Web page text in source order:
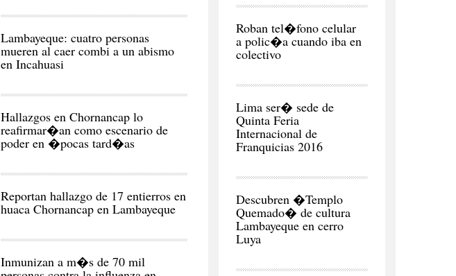
Lambayeque: cuatro personas
mueren al caer combi a un abismo
en Incahuasi
Hallazgos en Chornancap lo
reafirmar�an como escenario de
poder en �pocas tard�as
Reportan hallazgo de 17 entierros en
huaca Chornancap en Lambayeque
Inmunizan a m�s de 70 mil
Roban tel�fono celular
a polic�a cuando iba en
colectivo
Lima ser� sede de
Quinta Feria
Internacional de
Franquicias 2016
Descubren �Templo
Quemado� de cultura
Lambayeque en cerro
Luya